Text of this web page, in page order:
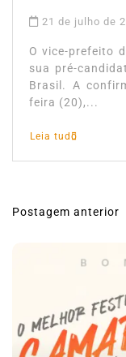
21 de julho de
O vice-prefeito
sua pré-
Brasil. A
feira (20),...
Leia tudo
N
g
a
Postagem anterior